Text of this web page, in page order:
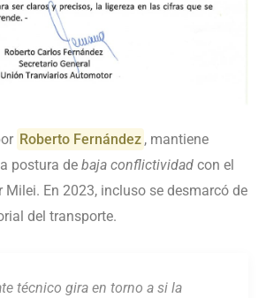
Roberto Fernández , mantiene
postura de baja conflictividad con el
Milei. En 2023, incluso se desmarcó de
del transporte.
técnico gira en torno a si la